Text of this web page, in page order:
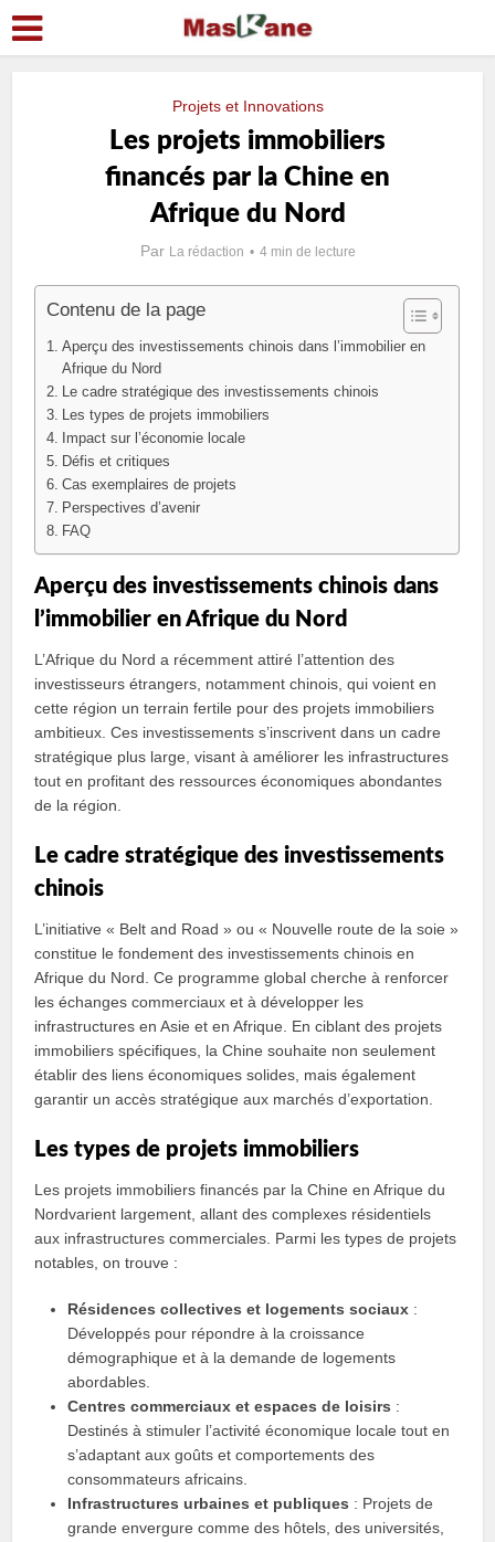
Projets et Innovations
Les projets immobiliers
financés par la Chine en
Afrique du Nord
Par La rédaction 4 min de lecture
Contenu de la page
Aperçu des investissements chinois dans l’immobilier en
Afrique du Nord
Le cadre stratégique des investissements chinois
Les types de projets immobiliers
Impact sur l’économie locale
Défis et critiques
Cas exemplaires de projets
Perspectives d’avenir
FAQ
Aperçu des investissements chinois dans
l’immobilier en Afrique du Nord
L’Afrique du Nord a récemment attiré l’attention des
investisseurs étrangers, notamment chinois, qui voient en
cette région un terrain fertile pour des projets immobiliers
ambitieux. Ces investissements s’inscrivent dans un cadre
stratégique plus large, visant à améliorer les infrastructures
tout en profitant des ressources économiques abondantes
de la région.
Le cadre stratégique des investissements
chinois
L’initiative « Belt and Road » ou « Nouvelle route de la soie »
constitue le fondement des investissements chinois en
Afrique du Nord. Ce programme global cherche à renforcer
les échanges commerciaux et à développer les
infrastructures en Asie et en Afrique. En ciblant des projets
immobiliers spécifiques, la Chine souhaite non seulement
établir des liens économiques solides, mais également
garantir un accès stratégique aux marchés d’exportation.
Les types de projets immobiliers
Les projets immobiliers financés par la Chine en Afrique du
Nordvarient largement, allant des complexes résidentiels
aux infrastructures commerciales. Parmi les types de projets
notables, on trouve :
Résidences collectives et logements sociaux :
Développés pour répondre à la croissance
démographique et à la demande de logements
abordables.
Centres commerciaux et espaces de loisirs :
Destinés à stimuler l’activité économique locale tout en
s’adaptant aux goûts et comportements des
consommateurs africains.
Infrastructures urbaines et publiques : Projets de
grande envergure comme des hôtels, des universités,